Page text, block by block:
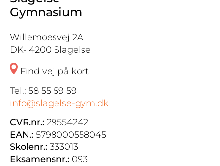
Gymnasium
Willemoesvej 2A
DK- 4200 Slagelse
Find vej på kort
Tel.: 58 55 59 59
info@slagelse-gym.dk
CVR.nr.: 29554242
EAN.: 5798000558045
Skolenr.: 333013
Eksamensnr.: 093